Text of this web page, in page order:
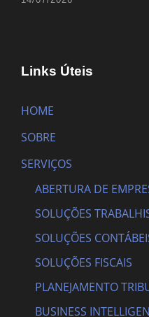
Links Úteis
HOME
SOBRE
SERVIÇOS
ABERTURA DE
SOLUÇÕES
SOLUÇÕES
SOLUÇÕES FISCAIS
PLANEJAMENTO
BUSINESS